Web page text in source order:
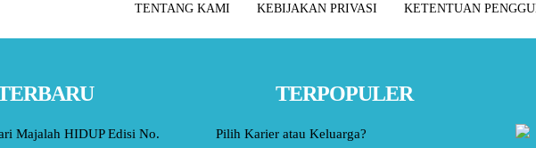
TENTANG KAMI KEBIJAKAN PRIVASI KETENTUAN
Majalah HIDUP Edisi No.
TERPOPULER
Pilih Karier atau Keluarga?